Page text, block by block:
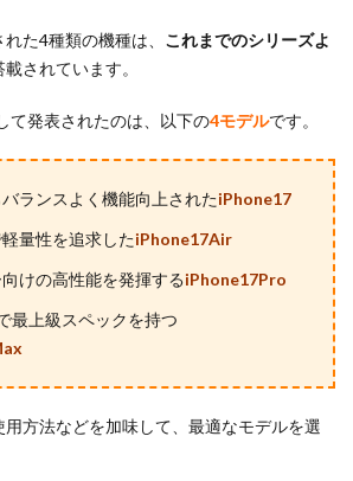
た4種類の機種は、 これまでのシリーズよ
載されています。
て発表されたのは、以下の4モデルです。
ランスよく機能向上されたiPhone17
量性を追求したiPhone17Air
けの高性能を発揮するiPhone17Pro
最上級スペックを持つ
用方法などを加味して、最適なモデルを選